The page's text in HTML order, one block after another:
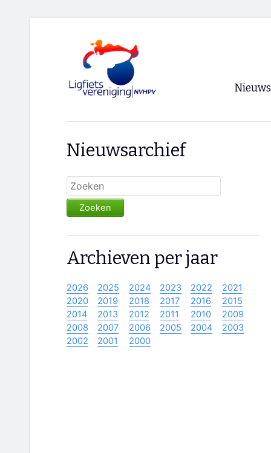
Nieuws
Nieuwsarchief
Zoeken
Archieven per jaar
2026 2025 2024 2023 2022
2021
2020
2019 2018 2017 2016
2015
2014
2013 2012 2011 2010
2009
2008
2007 2006 2005 2004
2003
2002
2001 2000